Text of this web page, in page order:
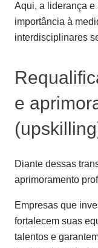
Aqui, a liderança
importância à
interdisciplinares
e
Diante dessas
aprimoramento
Empresas que
fortalecem suas
talentos e